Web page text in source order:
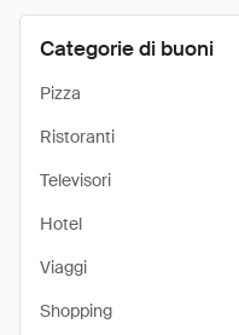
Categorie di buoni
Pizza
Ristoranti
Televisori
Hotel
Viaggi
Shopping